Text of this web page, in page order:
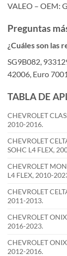
VALEO – OEM:
Preguntas
¿Cuáles son las
SG9B082,
42006, Euro
TABLA DE
CHEVROLET
2010-2016.
CHEVROLET
SOHC L4 FLEX,
CHEVROLET
L4 FLEX, 2010-
CHEVROLET
2011-2013.
CHEVROLET
2016-2023.
CHEVROLET
2012-2016.